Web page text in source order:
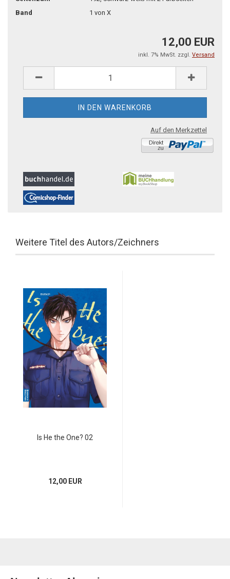
Band
1 von X
12,00 EUR
inkl. 7% MwSt. zzgl. Versand
Auf den Merkzettel
Weitere Titel des Autors/Zeichners
Is He the One? 02
12,00 EUR